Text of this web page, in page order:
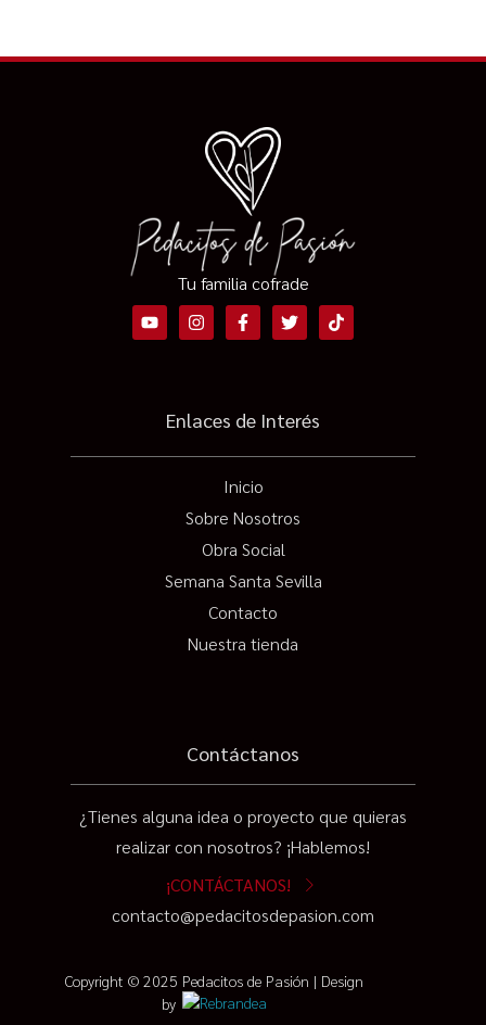
Tu familia cofrade
Enlaces de Interés
Inicio
Sobre Nosotros
Obra Social
Semana Santa Sevilla
Contacto
Nuestra tienda
Contáctanos
¿Tienes alguna idea o proyecto que quieras
realizar con nosotros? ¡Hablemos!
¡CONTÁCTANOS!
contacto@pedacitosdepasion.com
Copyright © 2025 Pedacitos de Pasión | Design
by